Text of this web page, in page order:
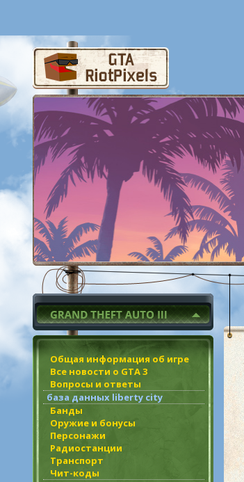
Общая информация об игре
Все новости о GTA 3
Вопросы и ответы
база данных liberty city
Банды
Оружие и бонусы
Персонажи
Радиостанции
Транспорт
Чит-коды